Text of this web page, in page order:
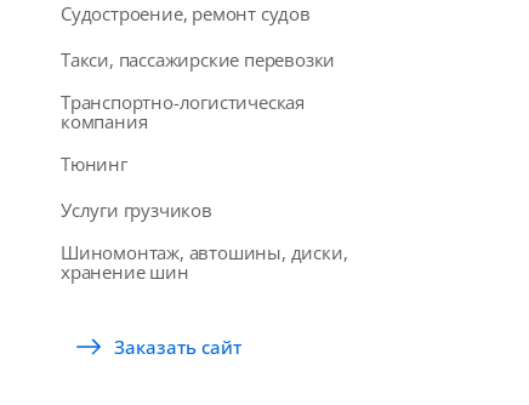
Судостроение, ремонт судов
Такси, пассажирские перевозки
Транспортно-логистическая
компания
Тюнинг
Услуги грузчиков
Шиномонтаж, автошины, диски,
хранение шин
Заказать сайт